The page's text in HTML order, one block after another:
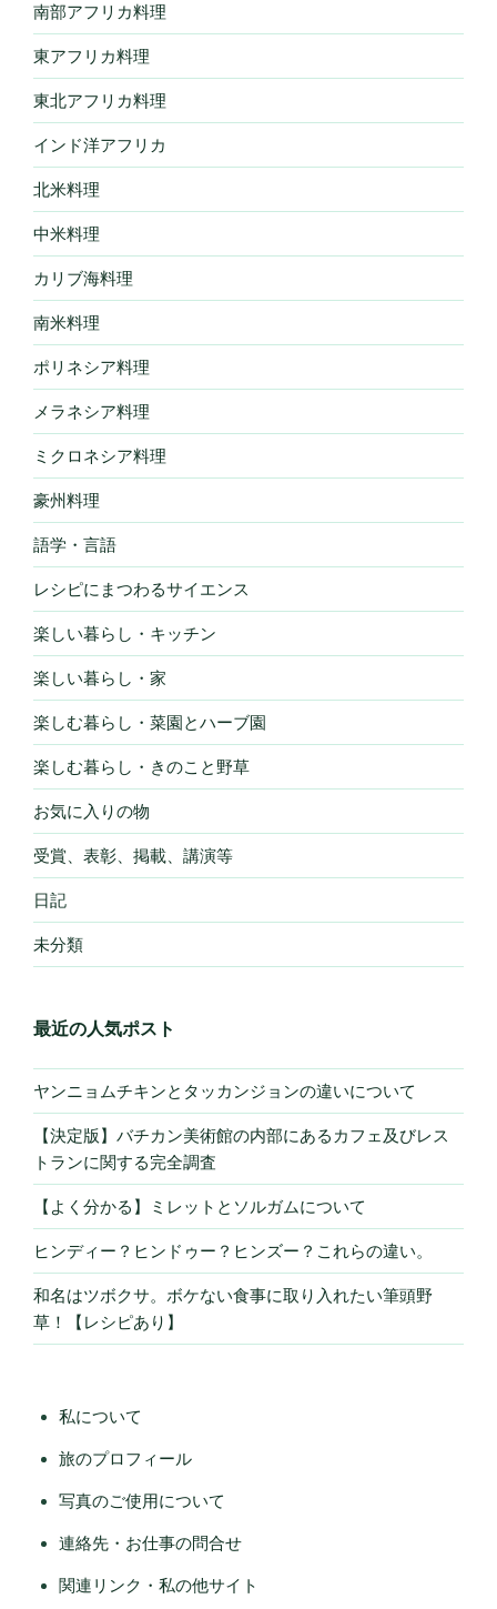
南部アフリカ料理
東アフリカ料理
東北アフリカ料理
インド洋アフリカ
北米料理
中米料理
カリブ海料理
南米料理
ポリネシア料理
メラネシア料理
ミクロネシア料理
豪州料理
語学・言語
レシピにまつわるサイエンス
楽しい暮らし・キッチン
楽しい暮らし・家
楽しむ暮らし・菜園とハーブ園
楽しむ暮らし・きのこと野草
お気に入りの物
受賞、表彰、掲載、講演等
日記
未分類
最近の人気ポスト
ヤンニョムチキンとタッカンジョンの違いについて
【決定版】バチカン美術館の内部にあるカフェ及びレス
トランに関する完全調査
【よく分かる】ミレットとソルガムについて
ヒンディー？ヒンドゥー？ヒンズー？これらの違い。
和名はツボクサ。ボケない食事に取り入れたい筆頭野
草！【レシピあり】
私について
旅のプロフィール
写真のご使用について
連絡先・お仕事の問合せ
関連リンク・私の他サイト